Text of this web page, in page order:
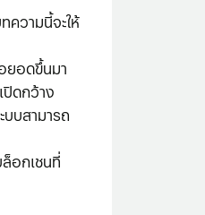
ความนี้จะให้
ยอดขึ้นมา
ปิดกว้าง
บสามารถ
อกเชนที่